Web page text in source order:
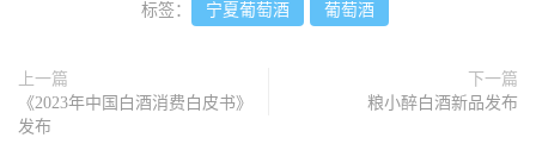
标签： 宁夏葡萄酒 葡萄酒
上一篇
《2023年中国白酒消费白皮书》
发布
下一篇
粮小醉白酒新品发布